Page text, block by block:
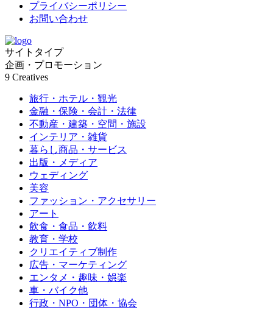
プライバシーポリシー
お問い合わせ
サイトタイプ
企画・プロモーション
9 Creatives
旅行・ホテル・観光
金融・保険・会計・法律
不動産・建築・空間・施設
インテリア・雑貨
暮らし商品・サービス
出版・メディア
ウェディング
美容
ファッション・アクセサリー
アート
飲食・食品・飲料
教育・学校
クリエイティブ制作
広告・マーケティング
エンタメ・趣味・娯楽
車・バイク他
行政・NPO・団体・協会